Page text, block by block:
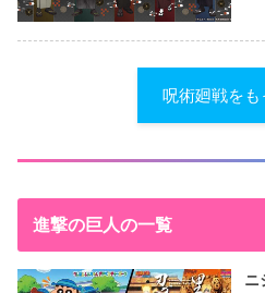
呪術廻戦をも
進撃の巨人の一覧
ニ